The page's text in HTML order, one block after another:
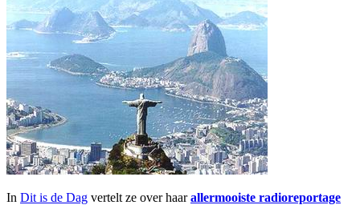
In Dit is de Dag vertelt ze over haarallermooiste radioreportage